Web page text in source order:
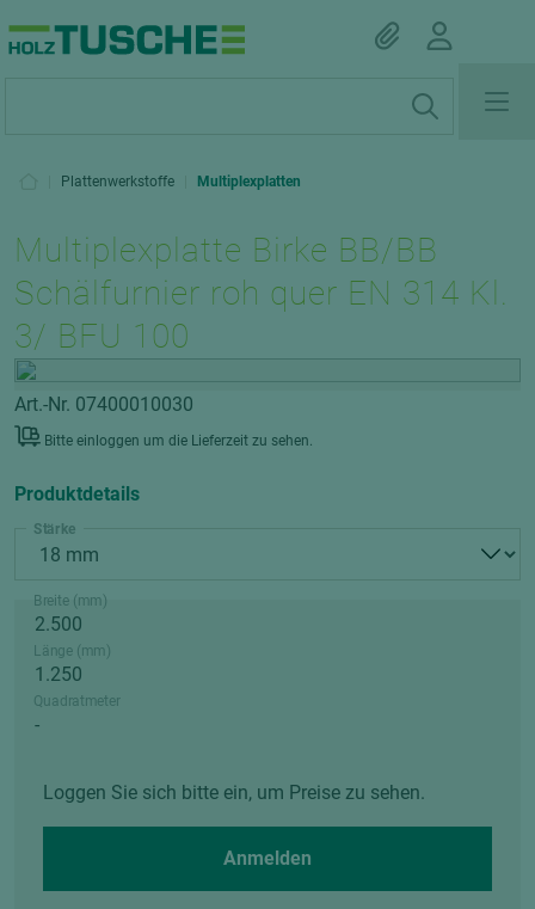
Plattenwerkstoffe Multiplexplatten
Multiplexplatte Birke BB/BB
Schälfurnier roh quer EN 314 Kl.
3/ BFU 100
Art.-Nr. 07400010030
Bitte einloggen um die Lieferzeit zu sehen.
Produktdetails
Stärke
Breite (mm)
Länge (mm)
Quadratmeter
Loggen Sie sich bitte ein, um Preise zu sehen.
Anmelden